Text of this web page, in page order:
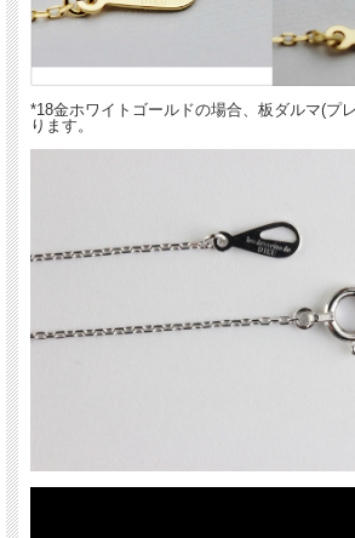
*18金ホワイトゴールドの場合、板ダルマ(プ
ります。